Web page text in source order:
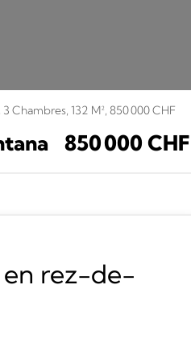
Chambres, 132 M², 850 000 CHF
850 000 CHF
rez-de-